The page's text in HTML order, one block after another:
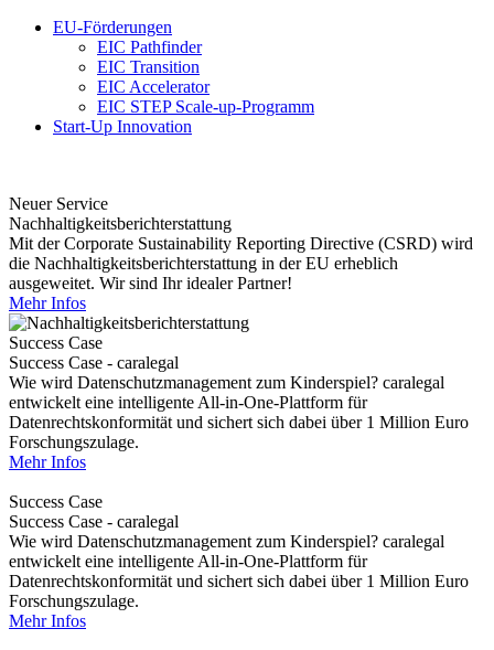
EU-Förderungen
EIC Pathfinder
EIC Transition
EIC Accelerator
EIC STEP Scale-up-Programm
Start-Up Innovation
Neuer Service
Nachhaltigkeitsberichterstattung
Mit der Corporate Sustainability Reporting Directive (CSRD) wird
die Nachhaltigkeitsberichterstattung in der EU erheblich
ausgeweitet. Wir sind Ihr idealer Partner!
Mehr Infos
Success Case
Success Case - caralegal
Wie wird Datenschutzmanagement zum Kinderspiel? caralegal
entwickelt eine intelligente All-in-One-Plattform für
Datenrechtskonformität und sichert sich dabei über 1 Million Euro
Forschungszulage.
Mehr Infos
Success Case
Success Case - caralegal
Wie wird Datenschutzmanagement zum Kinderspiel? caralegal
entwickelt eine intelligente All-in-One-Plattform für
Datenrechtskonformität und sichert sich dabei über 1 Million Euro
Forschungszulage.
Mehr Infos